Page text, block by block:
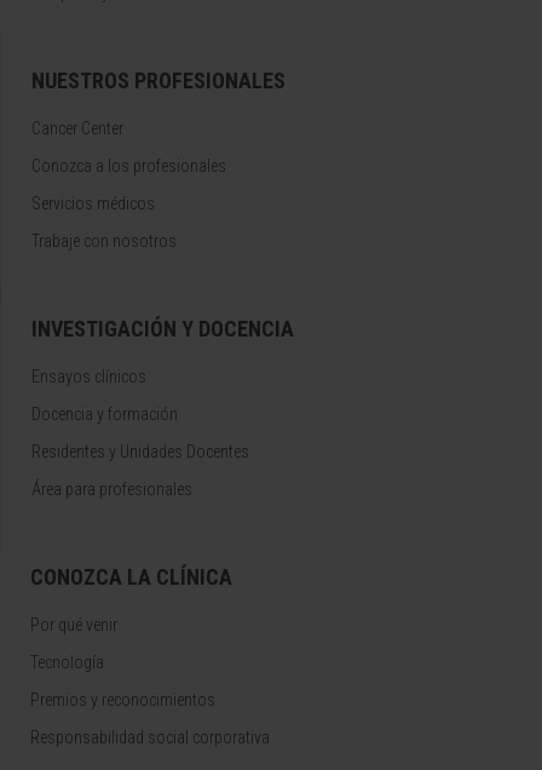
NUESTROS PROFESIONALES
Cancer Center
Conozca a los profesionales
Servicios médicos
Trabaje con nosotros
INVESTIGACIÓN Y DOCENCIA
Ensayos clínicos
Docencia y formación
Residentes y Unidades Docentes
Área para profesionales
CONOZCA LA CLÍNICA
Por qué venir
Tecnología
Premios y reconocimientos
Responsabilidad social corporativa